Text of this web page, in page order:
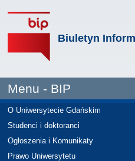
Biuletyn
Menu - BIP
O Uniwersytecie Gdańskim
Studenci i doktoranci
Ogłoszenia i Komunikaty
Prawo Uniwersytetu